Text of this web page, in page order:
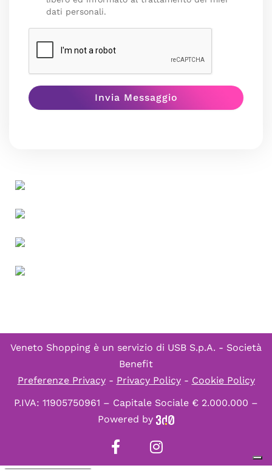
dati personali.
Veneto Shopping è un servizio di USB S.p.A. - Società
Benefit
Preferenze Privacy- Privacy Policy- Cookie Policy
P.IVA: 11905750961 – Capitale Sociale € 2.000.000 –
Powered by